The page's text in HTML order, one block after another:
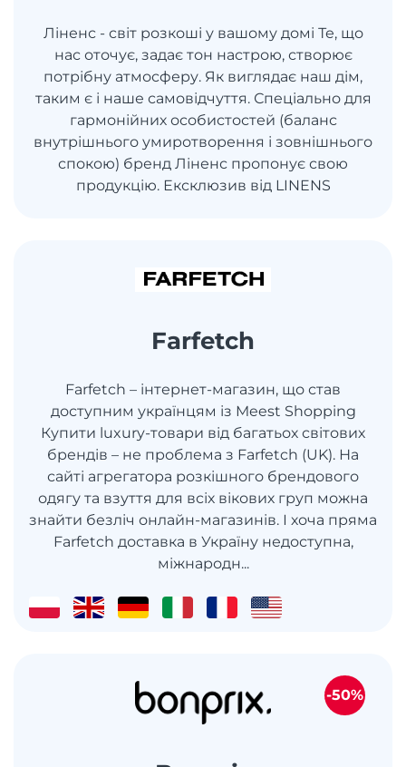
Ліненс - світ розкоші у вашому домі Те, що
нас оточує, задає тон настрою, створює
потрібну атмосферу. Як виглядає наш дім,
таким є і наше самовідчуття. Спеціально для
гармонійних особистостей (баланс
внутрішнього умиротворення і зовнішнього
спокою) бренд Ліненс пропонує свою
продукцію. Ексклюзив від LINENS
Farfetch
Farfetch – інтернет-магазин, що став
доступним українцям із Meest Shopping
Купити luxury-товари від багатьох світових
брендів – не проблема з Farfetch (UK). На
сайті агрегатора розкішного брендового
одягу та взуття для всіх вікових груп можна
знайти безліч онлайн-магазинів. І хоча пряма
Farfetch доставка в Україну недоступна,
міжнародн...
-50%